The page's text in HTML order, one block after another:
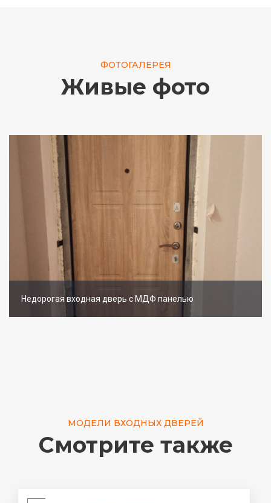
ФОТОГАЛЕРЕЯ
Живые фото
Недорогая входная дверь с МДФ панелью
МОДЕЛИ ВХОДНЫХ ДВЕРЕЙ
Смотрите также